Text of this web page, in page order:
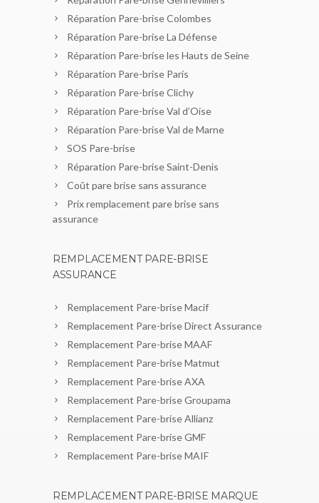
Réparation Pare-brise Colombes
Réparation Pare-brise La Défense
Réparation Pare-brise les Hauts de Seine
Réparation Pare-brise Paris
Réparation Pare-brise Clichy
Réparation Pare-brise Val d’Oise
Réparation Pare-brise Val de Marne
SOS Pare-brise
Réparation Pare-brise Saint-Denis
Coût pare brise sans assurance
Prix remplacement pare brise sans
assurance
REMPLACEMENT PARE-BRISE
ASSURANCE
Remplacement Pare-brise Macif
Remplacement Pare-brise Direct Assurance
Remplacement Pare-brise MAAF
Remplacement Pare-brise Matmut
Remplacement Pare-brise AXA
Remplacement Pare-brise Groupama
Remplacement Pare-brise Allianz
Remplacement Pare-brise GMF
Remplacement Pare-brise MAIF
REMPLACEMENT PARE-BRISE MARQUE